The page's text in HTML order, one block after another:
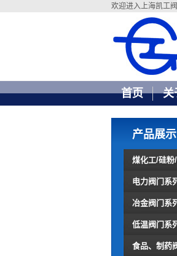
欢迎进入上海凯工
首页 关
产品展示
煤化工/硅粉
电力阀门系
冶金阀门系
低温阀门系
食品、制药